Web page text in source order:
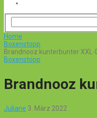
Home
Boxenstopp
Brandnooz kunterbunter XXL-
Boxenstopp
Brandnooz
Juliane 3. März 2022